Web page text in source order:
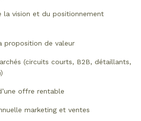
la vision et du positionnement
proposition de valeur
(circuits courts, B2B, détaillants,
offre rentable
marketing et ventes